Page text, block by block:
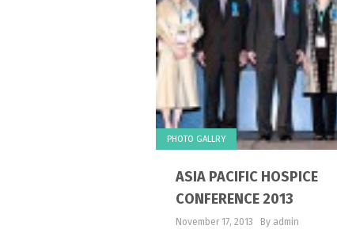
PHOTO GALLRY
ASIA PACIFIC HOSPICE
CONFERENCE 2013
November 17, 2013 By admin